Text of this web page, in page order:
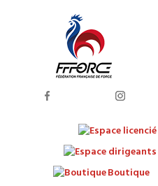
Boutique